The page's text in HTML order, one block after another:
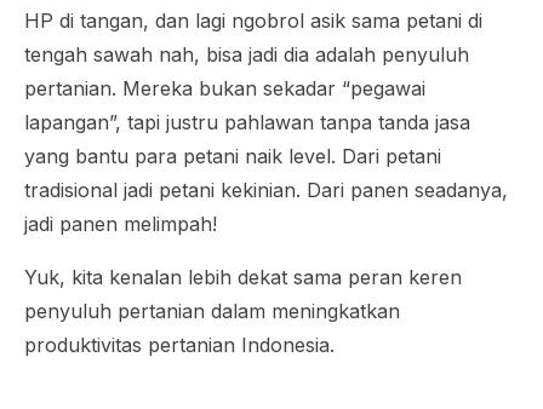
HP di tangan, dan lagi ngobrol asik sama petani di
tengah sawah nah, bisa jadi dia adalah penyuluh
pertanian. Mereka bukan sekadar “pegawai
lapangan”, tapi justru pahlawan tanpa tanda jasa
yang bantu para petani naik level. Dari petani
tradisional jadi petani kekinian. Dari panen seadanya,
jadi panen melimpah!
Yuk, kita kenalan lebih dekat sama peran keren
penyuluh pertanian dalam meningkatkan
produktivitas pertanian Indonesia.